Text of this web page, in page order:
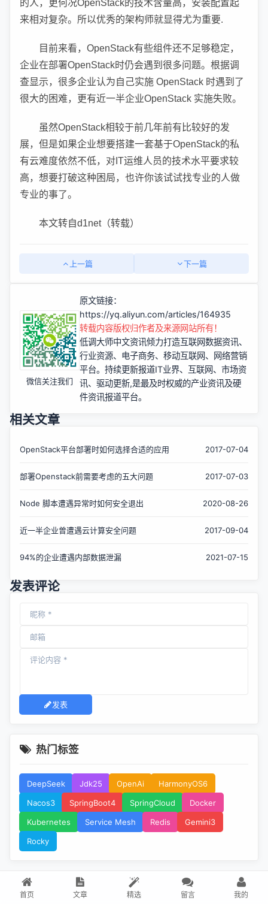
首页 文章 精选 留言 我的
的人，更何况OpenStack的技术含量高，安装配置起
来相对复杂。所以优秀的架构师就显得尤为重要.
目前来看，OpenStack有些组件还不足够稳定，
企业在部署OpenStack时仍会遇到很多问题。根据调
查显示，很多企业认为自己实施 OpenStack 时遇到了
很大的困难，更有近一半企业OpenStack 实施失败。
虽然OpenStack相较于前几年前有比较好的发
展，但是如果企业想要搭建一套基于OpenStack的私
有云难度依然不低，对IT运维人员的技术水平要求较
高，想要打破这种困局，也许你该试试找专业的人做
专业的事了。
本文转自d1net（转载）
上一篇 下一篇
微信关注我们
原文链接：
https://yq.aliyun.com/articles/164935
转载内容版权归作者及来源网站所有！
低调大师中文资讯倾力打造互联网数据资讯、
行业资源、电子商务、移动互联网、网络营销
平台。持续更新报道IT业界、互联网、市场资
讯、驱动更新,是最及时权威的产业资讯及硬
件资讯报道平台。
相关文章
OpenStack平台部署时如何选择合适的应用 2017-07-04
部署Openstack前需要考虑的五大问题 2017-07-03
Node 脚本遭遇异常时如何安全退出 2020-08-26
近一半企业曾遭遇云计算安全问题 2017-09-04
94%的企业遭遇内部数据泄漏 2021-07-15
发表评论
发表
热门标签
DeepSeek Jdk25 OpenAi
HarmonyOS6
Nacos3
SpringBoot4 SpringCloud
Docker
Kubernetes
Service Mesh Redis
Gemini3
Rocky